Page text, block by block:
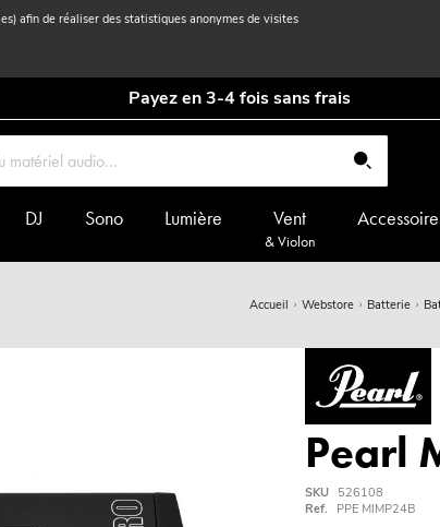
afin de réaliser des statistiques anonymes de visites
Payez en 3-4 fois sans frais
DJ Sono Lumière Vent
& Violon
Accueil Webstore Batterie
Pearl
SKU 526108
Ref.
PPE MIMP24B